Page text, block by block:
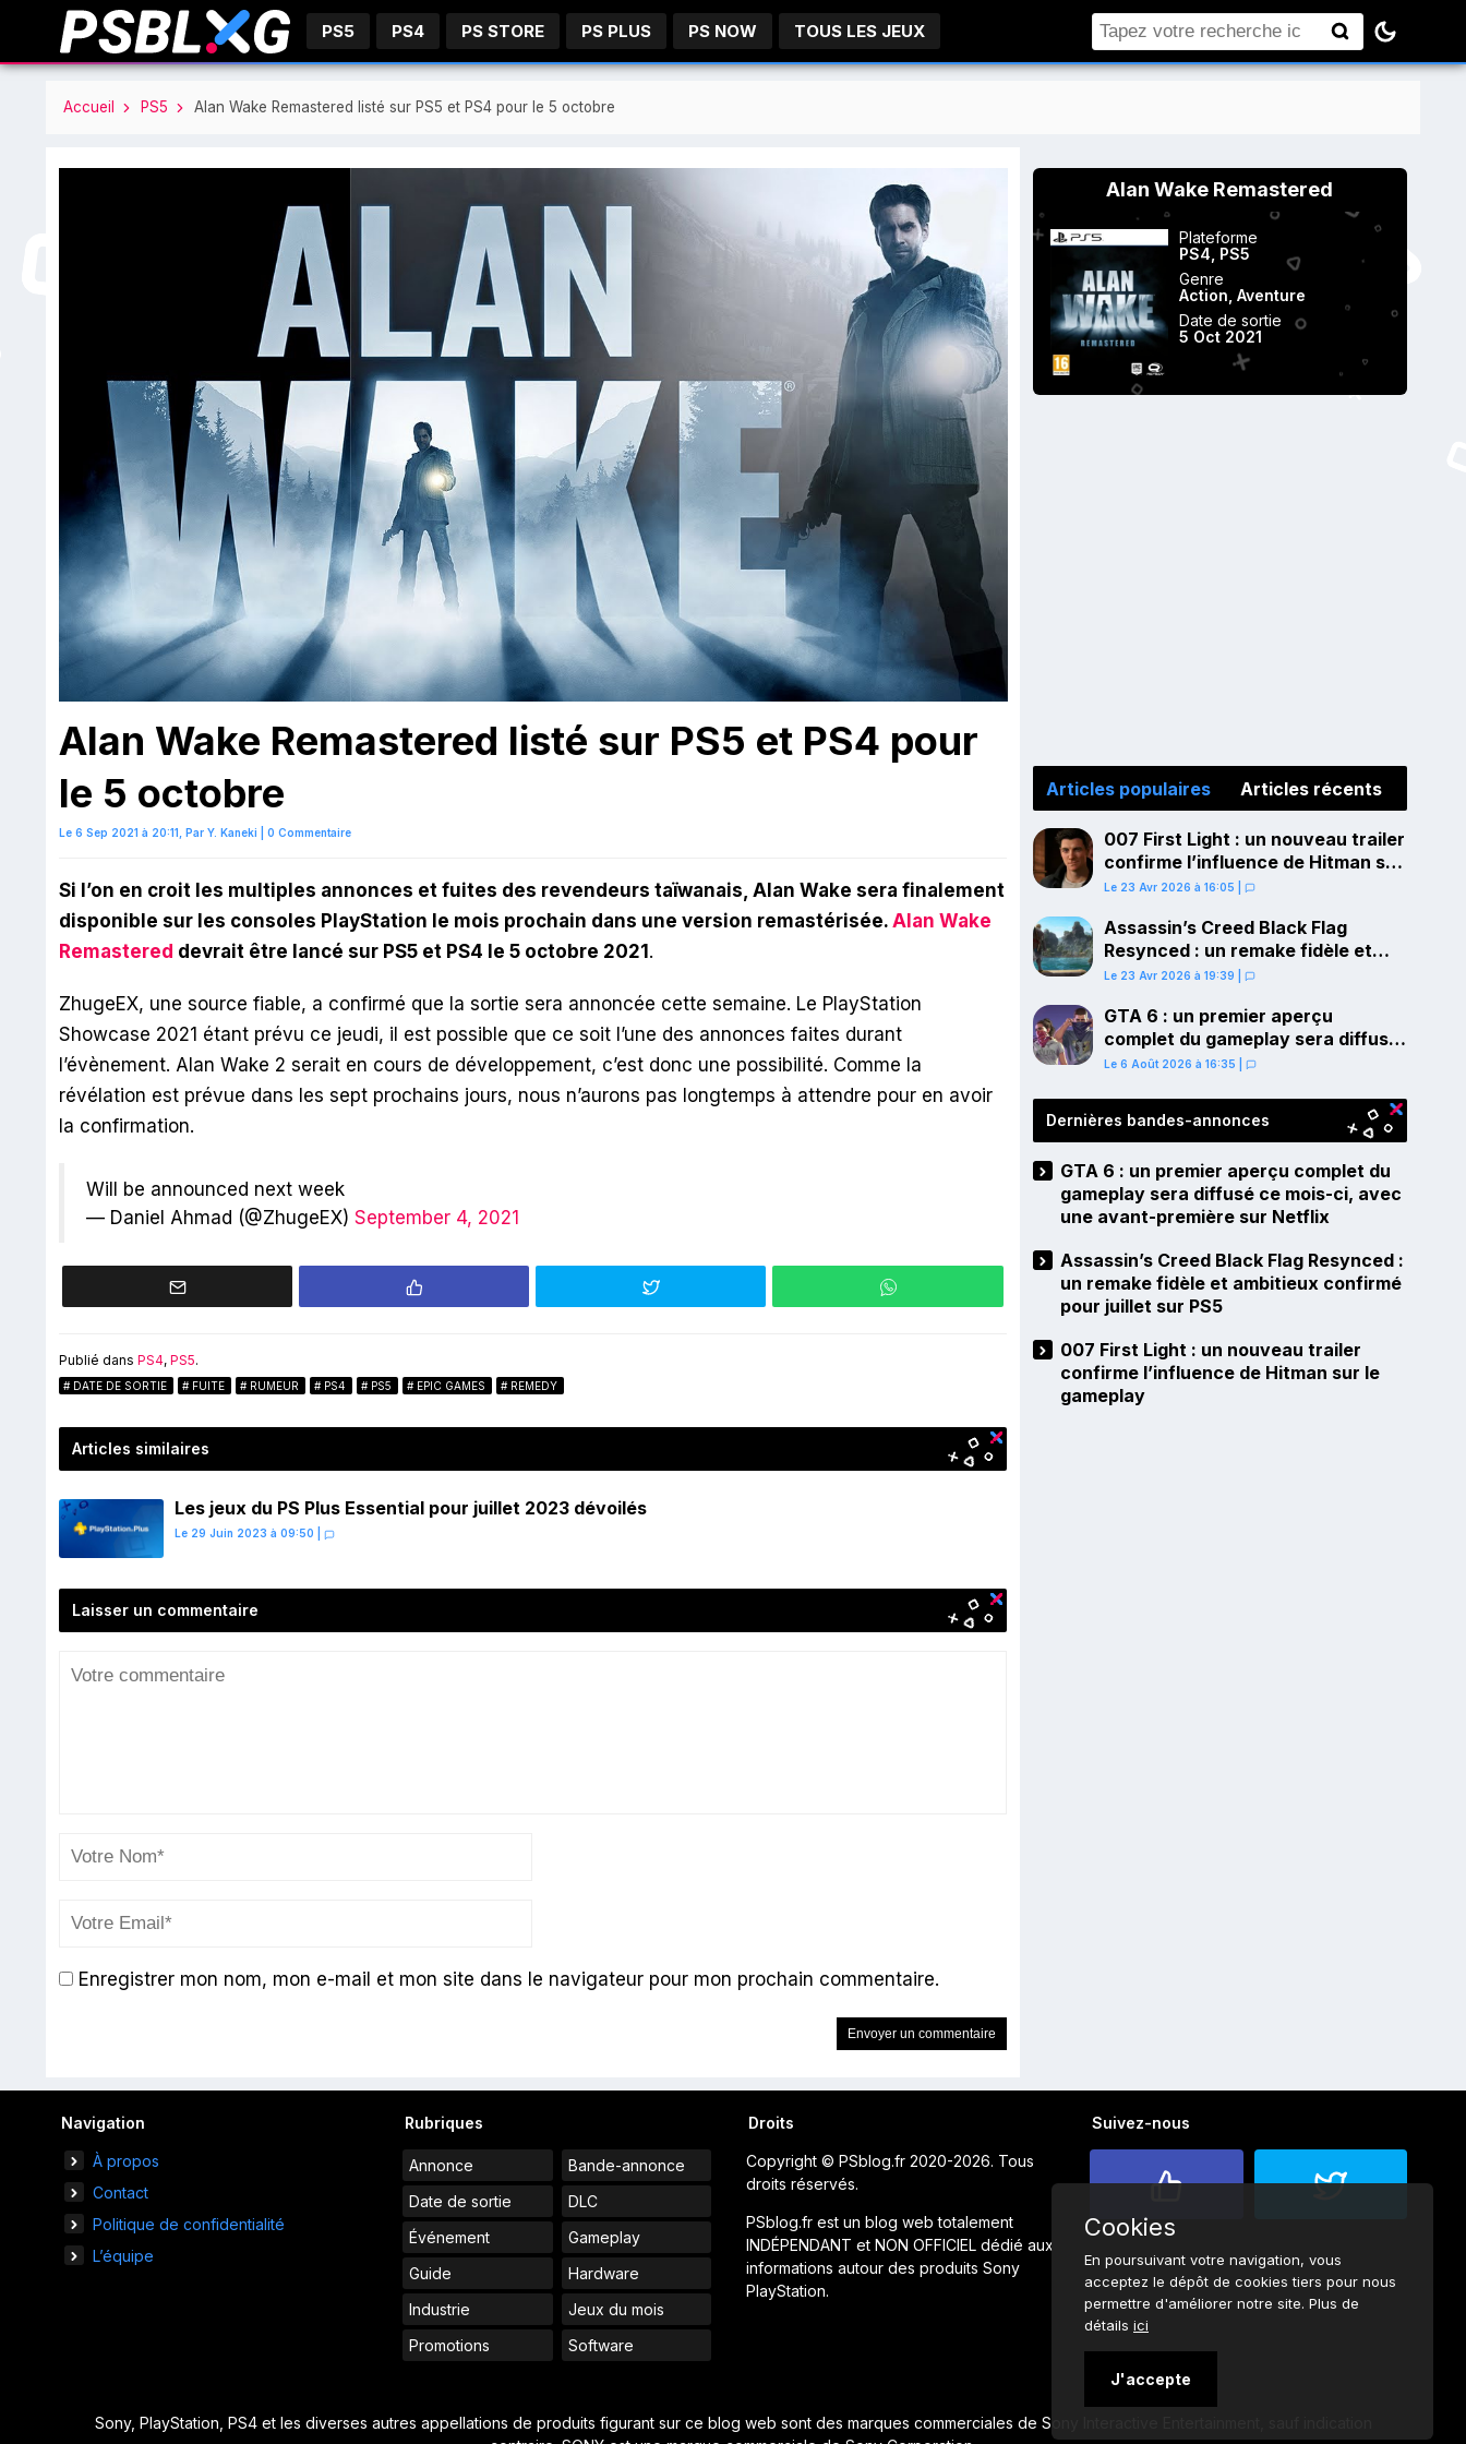
PS5 PS4 PS STORE PS PLUS PS NOW TOUS LES JEUX Rechercher
Accueil PS5 Alan Wake Remastered listé sur PS5 et PS4 pour le 5 octobre
Alan Wake Remastered listé sur PS5 et PS4 pour
le 5 octobre
Le 6 Sep 2021 à 20:11, Par Y. Kaneki 0 Commentaire
Si l’on en croit les multiples annonces et fuites des revendeurs taïwanais, Alan Wake sera finalement
disponible sur les consoles PlayStation le mois prochain dans une version remastérisée. Alan Wake
Remastered devrait être lancé sur PS5 et PS4 le 5 octobre 2021 .
ZhugeEX, une source fiable, a confirmé que la sortie sera annoncée cette semaine. Le PlayStation
Showcase 2021 étant prévu ce jeudi, il est possible que ce soit l’une des annonces faites durant
l’évènement. Alan Wake 2 serait en cours de développement, c’est donc une possibilité. Comme la
révélation est prévue dans les sept prochains jours, nous n’aurons pas longtemps à attendre pour en avoir
la confirmation.
Will be announced next week
— Daniel Ahmad (@ZhugeEX) September 4, 2021
Publié dans PS4, PS5.
DATE DE SORTIE FUITE RUMEUR PS4 PS5 EPIC GAMES REMEDY
Articles similaires
Les jeux du PS Plus Essential pour juillet 2023 dévoilés
Le 29 Juin 2023 à 09:50
Laisser un commentaire
Enregistrer mon nom, mon e-mail et mon site dans le navigateur pour mon prochain commentaire.
Alan Wake Remastered
Plateforme
PS4 PS5
Genre
Action Aventure
Date de sortie
5 Oct 2021
Articles populaires Articles récents
007 First Light : un nouveau trailer
confirme l’influence de Hitman sur
le gameplay
Le 23 Avr 2026 à 16:05
Assassin’s Creed Black Flag
Resynced : un remake fidèle et
ambitieux confirmé pour juillet sur
Le 23 Avr 2026 à 19:39
GTA 6 : un premier aperçu
complet du gameplay sera diffusé
ce mois-ci, avec une avant-
Le 6 Août 2026 à 16:35
Dernières bandes-annonces
GTA 6 : un premier aperçu complet du
gameplay sera diffusé ce mois-ci, avec
une avant-première sur Netflix
Assassin’s Creed Black Flag Resynced :
un remake fidèle et ambitieux confirmé
pour juillet sur PS5
007 First Light : un nouveau trailer
confirme l’influence de Hitman sur le
gameplay
Navigation
À propos
Contact
Politique de confidentialité
L’équipe
Rubriques
Annonce
Bande-annonce
Date de sortie
DLC
Événement
Gameplay
Guide
Hardware
Industrie
Jeux du mois
Promotions
Software
Droits
Copyright © PSblog.fr 2020-2026. Tous
droits réservés.
PSblog.fr est un blog web totalement
INDÉPENDANT et NON OFFICIEL dédié aux
informations autour des produits Sony
PlayStation.
Suivez-nous
Sony, PlayStation, PS4 et les diverses autres appellations de produits figurant sur ce blog web sont des marques commerciales de Sony Interactive Entertainment, sauf indication
Cookies
En poursuivant votre navigation, vous
acceptez le dépôt de cookies tiers pour nous
permettre d'améliorer notre site. Plus de
détails ici
J'accepte